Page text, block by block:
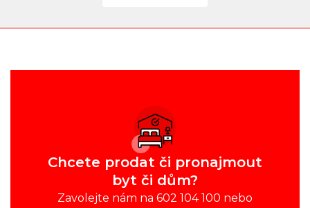
Chcete prodat či pronajmout
byt či dům?
Zavolejte nám na 602 104 100 nebo